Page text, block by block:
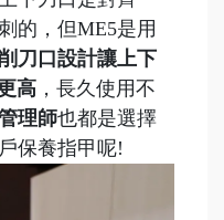
的，但ME5是用
刀口設計讓上下
高 ，長久使用不
理師也都是選擇
保養指甲呢!